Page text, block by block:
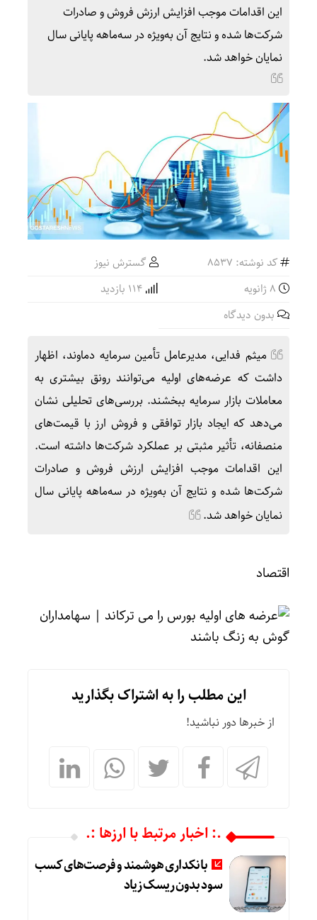
این اقدامات موجب افزایش ارزش فروش و صادرات
شرکت‌ها شده و نتایج آن به‌ویژه در سه‌ماهه پایانی سال
نمایان خواهد شد.
کد نوشته: 8537
گسترش نیوز
بدون دیدگاه
میثم فدایی، مدیرعامل تأمین سرمایه دماوند، اظهار
داشت که عرضه‌های اولیه می‌توانند رونق بیشتری به
معاملات بازار سرمایه ببخشند. بررسی‌های تحلیلی نشان
می‌دهد که ایجاد بازار توافقی و فروش ارز با قیمت‌های
منصفانه، تأثیر مثبتی بر عملکرد شرکت‌ها داشته است.
این اقدامات موجب افزایش ارزش فروش و صادرات
شرکت‌ها شده و نتایج آن به‌ویژه در سه‌ماهه پایانی سال
نمایان خواهد شد.
اقتصاد
این مطلب را به اشتراک بگذارید
از خبرها دور نباشید!
.: اخبار مرتبط با ارزها :.
بانکداری هوشمند و فرصت‌های کسب
سود بدون ریسک زیاد